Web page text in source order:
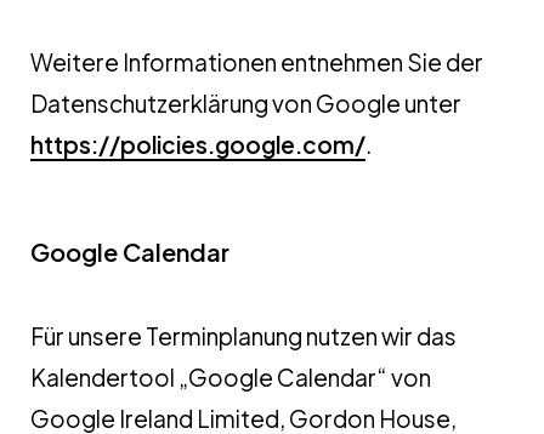
Weitere Informationen entnehmen Sie der
Datenschutzerklärung von Google unter
https://policies.google.com/.
Google Calendar
Für unsere Terminplanung nutzen wir das
Kalendertool „Google Calendar“ von
Google Ireland Limited, Gordon House,